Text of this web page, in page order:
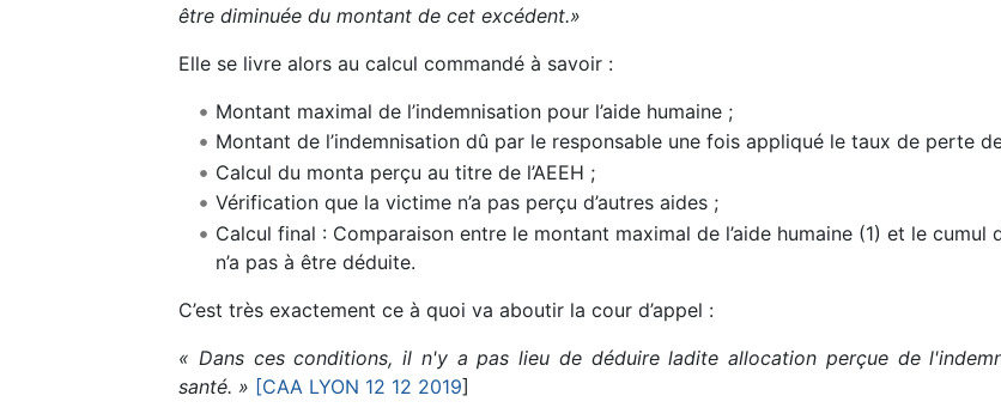
être diminuée du montant de cet excédent.»
Elle se livre alors au calcul commandé à savoir :
Montant maximal de l’indemnisation pour l’aide humaine ;
Montant de l’indemnisation dû par le responsable une fois appliqué le taux de perte
Calcul du monta perçu au titre de l’AEEH ;
Vérification que la victime n’a pas perçu d’autres aides ;
Calcul final : Comparaison entre le montant maximal de l’aide humaine (1) et le cumul
n’a pas à être déduite.
C’est très exactement ce à quoi va aboutir la cour d’appel :
« Dans ces conditions, il n'y a pas lieu de déduire ladite allocation perçue de
santé. » [CAA LYON 12 12 2019]